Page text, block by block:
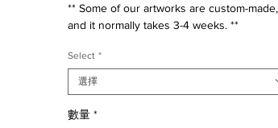
** Some of our artworks are custom-made,
and it normally takes 3-4 weeks. **
Select *
選擇
數量 *